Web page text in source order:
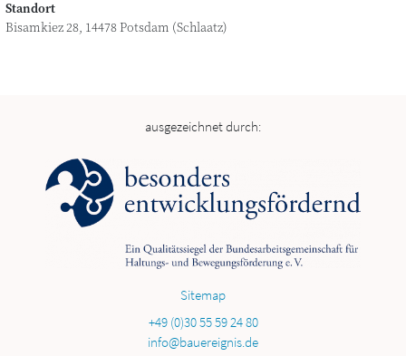
Standort
Bisam­kiez 28, 14478 Pots­dam (Schla­atz)
ausgezeichnet durch:
Sitemap
+49 (0)30 55 59 24 80
info@bauereignis.de